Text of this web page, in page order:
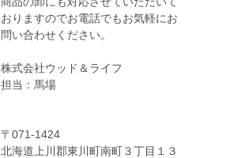
おりますのでお電話でもお気軽にお
問い合わせください。
株式会社ウッド＆ライフ
担当：馬場
〒071-1424
北海道上川郡東川町南町３丁目１３